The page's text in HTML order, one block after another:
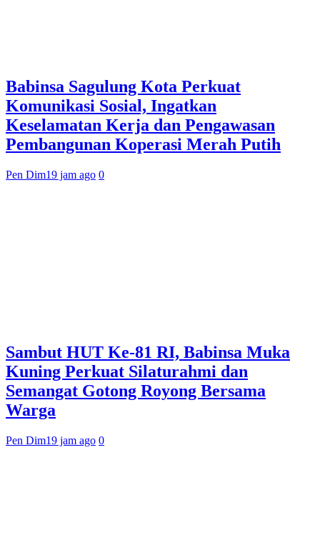
Babinsa Sagulung Kota Perkuat
Komunikasi Sosial, Ingatkan
Keselamatan Kerja dan Pengawasan
Pembangunan Koperasi Merah Putih
Pen Dim19 jam ago 0
Sambut HUT Ke-81 RI, Babinsa Muka
Kuning Perkuat Silaturahmi dan
Semangat Gotong Royong Bersama
Warga
Pen Dim19 jam ago 0